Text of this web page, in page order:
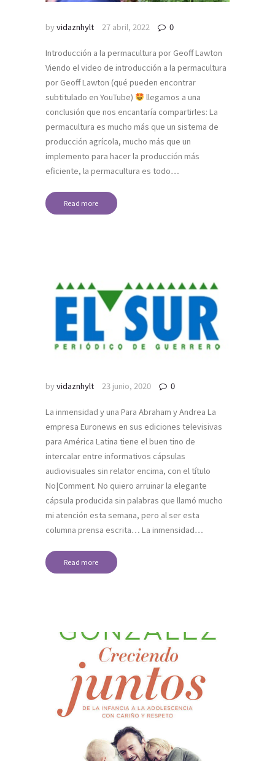
byvidaznhylt 27 abril, 2022 0
Introducción a la permacultura por Geoff Lawton
Viendo el video de introducción a la permacultura
por Geoff Lawton (qué pueden encontrar
subtitulado en YouTube)
llegamos a una
conclusión que nos encantaría compartirles: La
permacultura es mucho más que un sistema de
producción agrícola, mucho más que un
implemento para hacer la producción más
eficiente, la permacultura es todo…
Read more
byvidaznhylt 23 junio, 2020 0
La inmensidad y una Para Abraham y Andrea La
empresa Euronews en sus ediciones televisivas
para América Latina tiene el buen tino de
intercalar entre informativos cápsulas
audiovisuales sin relator encima, con el título
No|Comment. No quiero arruinar la elegante
cápsula producida sin palabras que llamó mucho
mi atención esta semana, pero al ser esta
columna prensa escrita… La inmensidad…
Read more